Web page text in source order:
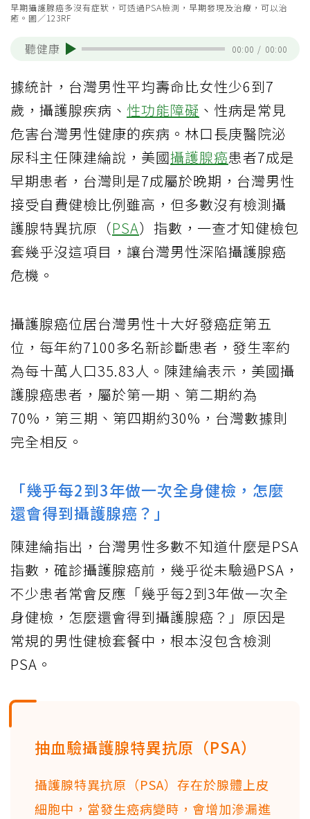
早期攝護腺癌多沒有症狀，可透過PSA檢測，早期發現及治療，可以治
癒。圖／123RF
聽健康 00:00 / 00:00
據統計，台灣男性平均壽命比女性少6到7
歲，攝護腺疾病、 性功能障礙 、性病是常見
危害台灣男性健康的疾病。林口長庚醫院泌
尿科主任陳建綸說，美國攝護腺癌患者7成是
早期患者，台灣則是7成屬於晚期，台灣男性
接受自費健檢比例雖高，但多數沒有檢測攝
護腺特異抗原（PSA）指數，一查才知健檢包
套幾乎沒這項目，讓台灣男性深陷攝護腺癌
危機。
攝護腺癌位居台灣男性十大好發癌症第五
位，每年約7100多名新診斷患者，發生率約
為每十萬人口35.83人。陳建綸表示，美國攝
護腺癌患者，屬於第一期、第二期約為
70%，第三期、第四期約30%，台灣數據則
完全相反。
「幾乎每2到3年做一次全身健檢，怎麼
還會得到攝護腺癌？」
陳建綸指出，台灣男性多數不知道什麼是PSA
指數，確診攝護腺癌前，幾乎從未驗過PSA，
不少患者常會反應「幾乎每2到3年做一次全
身健檢，怎麼還會得到攝護腺癌？」原因是
常規的男性健檢套餐中，根本沒包含檢測
PSA。
抽血驗攝護腺特異抗原（PSA）
攝護腺特異抗原（PSA）存在於腺體上皮
細胞中，當發生癌病變時，會增加滲漏進